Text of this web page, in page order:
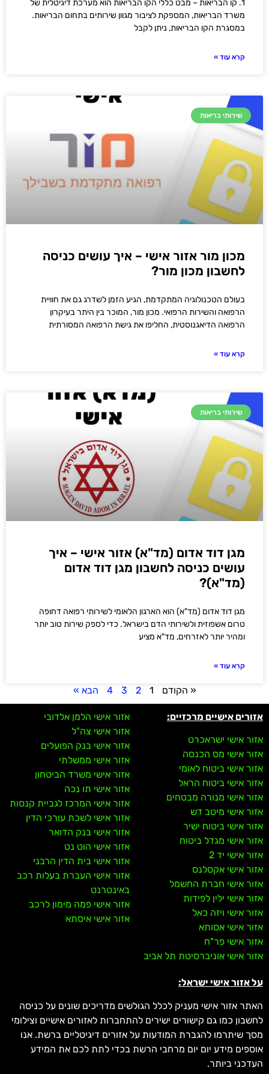
1. קו הבריאות – מבט כללי הקו הבריאות הוא מערכת דיגיטלית של
משרד הבריאות, המספקת לציבור מגוון שירותים בתחום הבריאות.
במסגרת הקו הבריאות, ניתן לקבל
קרא עוד »
שירותי בריאות
מכון מור אזור אישי – איך עושים כניסה
לחשבון מכון מור?
בעולם הטכנולוגיה המתקדמת, הגיע הזמן לשדרג גם את חוויית
הרפואה והשירות הרפואי. מכון מור, המוכר בין היתר בעיקרון
הרפואה הדיאגנוסטית, החליפו את גישת הרפואה המסורתית
קרא עוד »
שירותי בריאות
מגן דוד אדום (מד"א) אזור אישי – איך
עושים כניסה לחשבון מגן דוד אדום
(מד"א)?
מגן דוד אדום (מד"א) הוא הארגון הלאומי לשירותי רפואה דחופה
טרום אשפוזית ולשירותי הדם בישראל. כדי לספק שירות טוב יותר
ומהיר יותר לאזרחים, מד"א מציע
קרא עוד »
« הקודם 1
2
3
4 הבא »
אזורים אישיים מרכזיים:
אזור אישי ישראכרט
אזור אישי מס הכנסה
אזור אישי ביטוח לאומי
אזור אישי ביטוח הראל
אזור אישי מנורה מבטחים
אזור אישי מיטב דש
אזור אישי ביטוח ישיר
אזור אישי מגדל ביטוח
אזור אישי יד 2
אזור אישי אקסלנס
אזור אישי חברת החשמל
אזור אישי ילין לפידות
אזור אישי ויזה כאל
אזור אישי אסותא
אזור אישי פר"ח
אזור אישי אוניברסיטת תל אביב
אזור אישי הלמן אלדובי
אזור אישי צה"ל
אזור אישי בנק הפועלים
אזור אישי ממשלתי
אזור אישי משרד הביטחון
אזור אישי תו נכה
אזור אישי המרכז לגביית קנסות
אזור אישי לשכת עורכי הדין
אזור אישי בנק הדואר
אזור אישי הוט נט
אזור אישי בית הדין הרבני
אזור אישי העברת בעלות רכב
באינטרנט
אזור אישי פמה מימון לרכב
אזור אישי איסתא
על אזור אישי ישראל:
האתר אזור אישי מעניק לכלל הגולשים מדריכים שונים על כניסה
לחשבון כמו גם קישורים ישירים להתחברות לאזורים אישיים וצילומי
מסך שיתרמו להגברת המודעות על אזורים דיגיטליים ברשת. אנו
אוספים מידע יום יום מרחבי הרשת בכדי לתת לכם את המידע
העדכני ביותר.